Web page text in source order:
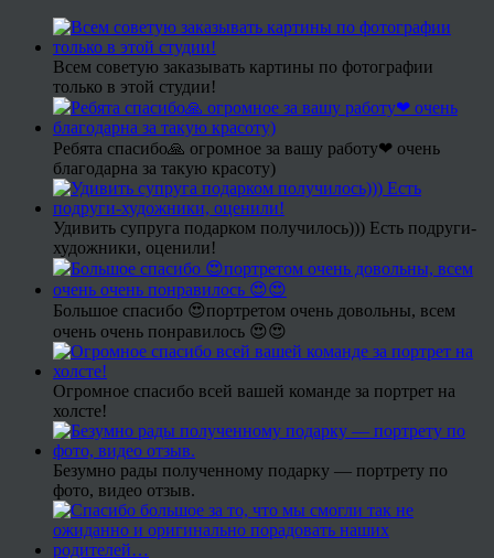
Всем советую заказывать картины по фотографии
только в этой студии!
Ребята спасибо🙏 огромное за вашу работу❤ очень
благодарна за такую красоту)
Удивить супруга подарком получилось))) Есть подруги-
художники, оценили!
Большое спасибо 😍портретом очень довольны, всем
очень очень понравилось 😍😍
Огромное спасибо всей вашей команде за портрет на
холсте!
Безумно рады полученному подарку — портрету по
фото, видео отзыв.